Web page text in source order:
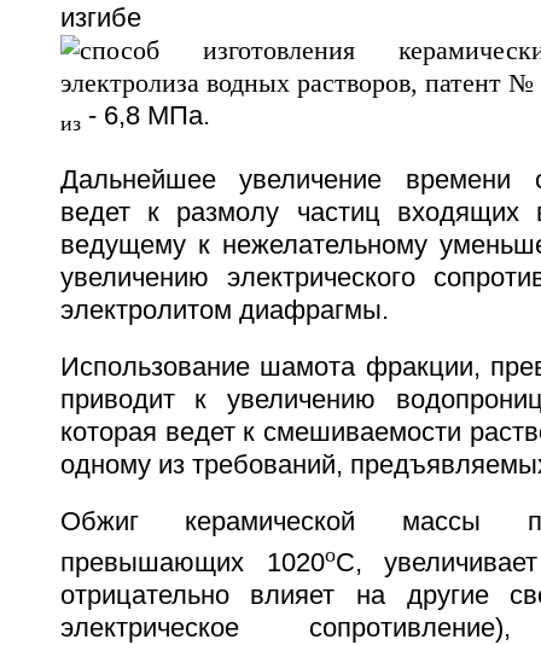
изгибе
из- 6,8 МПа.
Дальнейшее увеличение времени
ведет к размолу частиц входящих
ведущему к нежелательному
увеличению электрического
электролитом диафрагмы.
Использование шамота фракции,
приводит к увеличению
которая ведет к смешиваемости
одному из требований,
Обжиг керамической массы
превышающих 1020oС,
отрицательно влияет на другие
электрическое